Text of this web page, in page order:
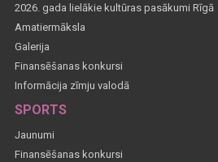
2026. gada lielākie kultūras pasākumi Rīgā
Amatiermāksla
Galerija
Finansēšanas konkursi
Informācija zīmju valodā
SPORTS
Jaunumi
Finansēšanas konkursi